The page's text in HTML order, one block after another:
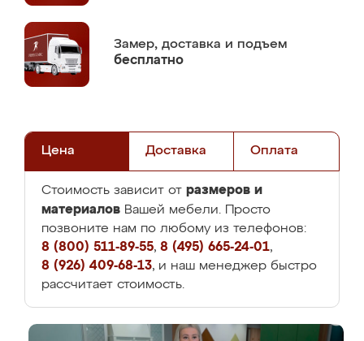
Замер, доставка и подъем
бесплатно
Цена Доставка Оплата
Стоимость зависит от размеров и
материалов Вашей мебели. Просто
позвоните нам по любому из телефонов:
8 (800) 511-89-55, 8 (495) 665-24-01,
8 (926) 409-68-13, и наш менеджер быстро
рассчитает стоимость.